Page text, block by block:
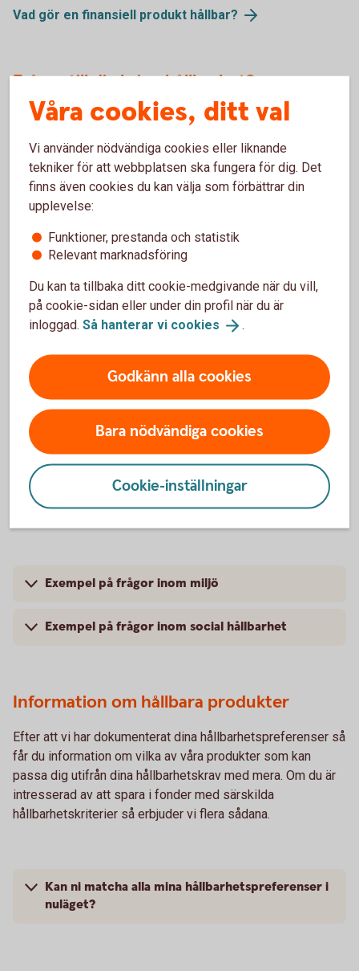
Vad gör en finansiell produkt hållbar?
Frågor till dig kring hållbarhet?
För att kunna hjälpa dig att få ett hållbart sparande ställer vi
annat vad du har för önskemål och krav på hållbarhet i
produkterna – dina hållbarhetspreferenser. Du får möjlighet
att bestämma hur stor del av investeringen som ska vara
hållbar, enligt till exempel taxonomin.
Finansiella produkter som undviker negativa
konsekvenser
Exempel på frågor inom miljö
Exempel på frågor inom social hållbarhet
Information om hållbara produkter
Efter att vi har dokumenterat dina hållbarhetspreferenser så
får du information om vilka av våra produkter som kan
passa dig utifrån dina hållbarhetskrav med mera. Om du är
intresserad av att spara i fonder med särskilda
hållbarhetskriterier så erbjuder vi flera sådana.
Kan ni matcha alla mina hållbarhetspreferenser i
nuläget?
Våra cookies, ditt val
Vi använder nödvändiga cookies eller liknande
tekniker för att webbplatsen ska fungera för dig. Det
finns även cookies du kan välja som förbättrar din
upplevelse:
Funktioner, prestanda och statistik
Relevant marknadsföring
Du kan ta tillbaka ditt cookie-medgivande när du vill,
på cookie-sidan eller under din profil när du är
inloggad. Så hanterar vi cookies .
Godkänn alla cookies
Bara nödvändiga cookies
Cookie-inställningar